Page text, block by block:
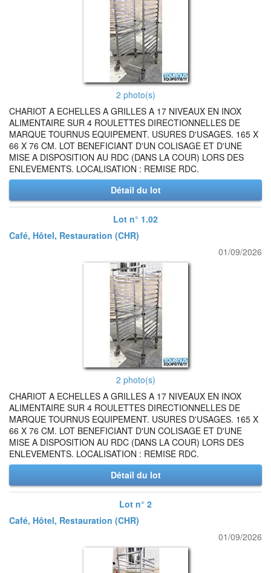
2 photo(s)
CHARIOT A ECHELLES A GRILLES A 17 NIVEAUX EN INOX
ALIMENTAIRE SUR 4 ROULETTES DIRECTIONNELLES DE
MARQUE TOURNUS EQUIPEMENT. USURES D'USAGES. 165 X
66 X 76 CM. LOT BENEFICIANT D'UN COLISAGE ET D'UNE
MISE A DISPOSITION AU RDC (DANS LA COUR) LORS DES
ENLEVEMENTS. LOCALISATION : REMISE RDC.
Détail du lot
Lot n° 1.02
Café, Hôtel, Restauration (CHR)
01/09/2026
2 photo(s)
CHARIOT A ECHELLES A GRILLES A 17 NIVEAUX EN INOX
ALIMENTAIRE SUR 4 ROULETTES DIRECTIONNELLES DE
MARQUE TOURNUS EQUIPEMENT. USURES D'USAGES. 165 X
66 X 76 CM. LOT BENEFICIANT D'UN COLISAGE ET D'UNE
MISE A DISPOSITION AU RDC (DANS LA COUR) LORS DES
ENLEVEMENTS. LOCALISATION : REMISE RDC.
Détail du lot
Lot n° 2
Café, Hôtel, Restauration (CHR)
01/09/2026